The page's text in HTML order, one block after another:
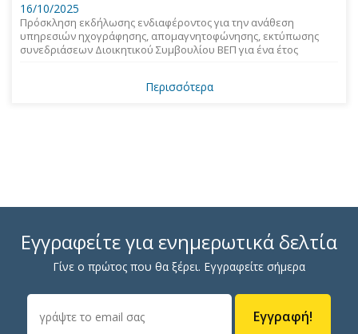
16/10/2025
Πρόσκληση εκδήλωσης ενδιαφέροντος για την ανάθεση
υπηρεσιών ηχογράφησης, απομαγνητοφώνησης, εκτύπωσης
συνεδριάσεων Διοικητικού Συμβουλίου ΒΕΠ για ένα έτος
Περισσότερα
Εγγραφείτε για ενημερωτικά δελτία
Γίνε ο πρώτος που θα ξέρει. Εγγραφείτε σήμερα
Εγγραφή!